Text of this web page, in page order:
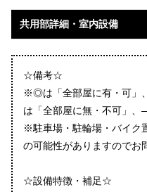
共用部詳細・室内設備
☆備考☆
※◎は「全部屋に有・可」
は「全部屋に無・不可」、
※駐車場・駐輪場・バイク
の可能性がありますのでお
☆設備特徴・補足☆